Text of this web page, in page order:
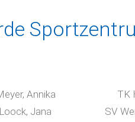
Annika TK
Loock, Jana SV